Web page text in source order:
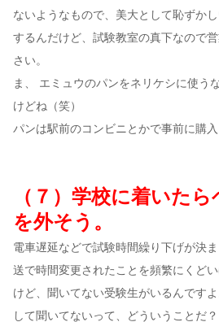
ないようなもので、美大として恥ずか
するんだけど、試験教室の真下なので
さい。
ま、 エミュウのパンをネリケシに使う
けどね（笑）
パンは駅前のコンビニとかで事前に購入
（７）学校に着いた
を外そう。
電車遅延などで試験時間繰り下げが決
送で時間変更されたことを頻繁にくど
けど、聞いてない受験生がいるんです
して聞いてないって、どういうことだ